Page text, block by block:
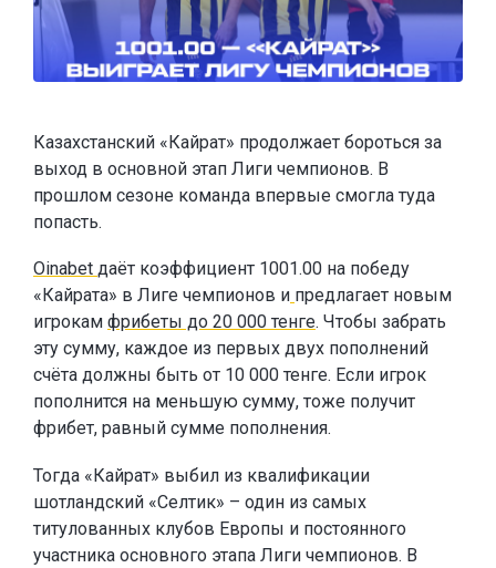
Казахстанский «Кайрат» продолжает бороться за
выход в основной этап Лиги чемпионов. В
прошлом сезоне команда впервые смогла туда
попасть.
Oinabet даёт коэффициент 1001.00 на победу
«Кайрата» в Лиге чемпионов и предлагает новым
игрокам фрибеты до 20 000 тенге. Чтобы забрать
эту сумму, каждое из первых двух пополнений
счёта должны быть от 10 000 тенге. Если игрок
пополнится на меньшую сумму, тоже получит
фрибет, равный сумме пополнения.
Тогда «Кайрат» выбил из квалификации
шотландский «Селтик» – один из самых
титулованных клубов Европы и постоянного
участника основного этапа Лиги чемпионов. В